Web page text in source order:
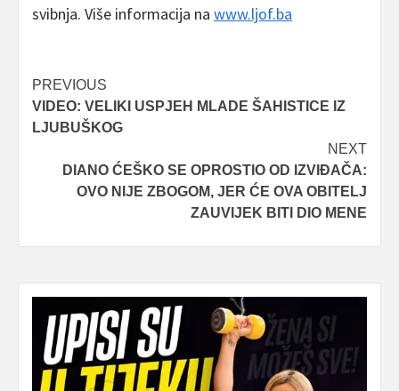
svibnja. Više informacija na www.ljof.ba
Post
navigation
PREVIOUS
VIDEO: VELIKI USPJEH MLADE ŠAHISTICE IZ
LJUBUŠKOG
NEXT
DIANO ĆEŠKO SE OPROSTIO OD IZVIĐAČA:
OVO NIJE ZBOGOM, JER ĆE OVA OBITELJ
ZAUVIJEK BITI DIO MENE